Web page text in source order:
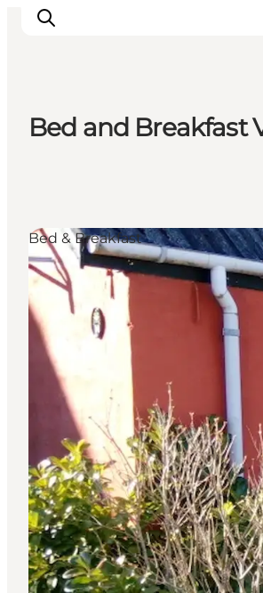
Unterkunft
Mach deine
Bed and Breakfast
Bed & Breakfast